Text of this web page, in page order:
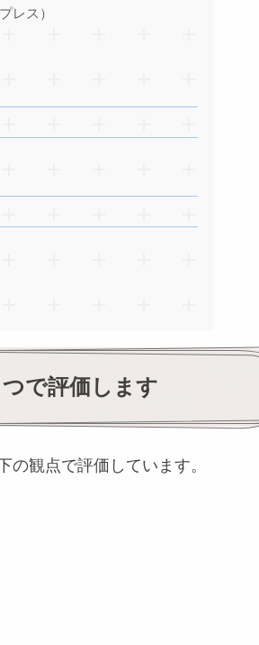
レス）
で評価します
観点で評価しています。